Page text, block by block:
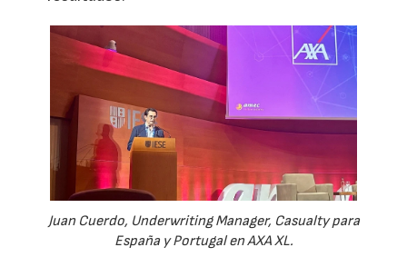
Juan Cuerdo, Underwriting Manager, Casualty para
España y Portugal en AXA XL.